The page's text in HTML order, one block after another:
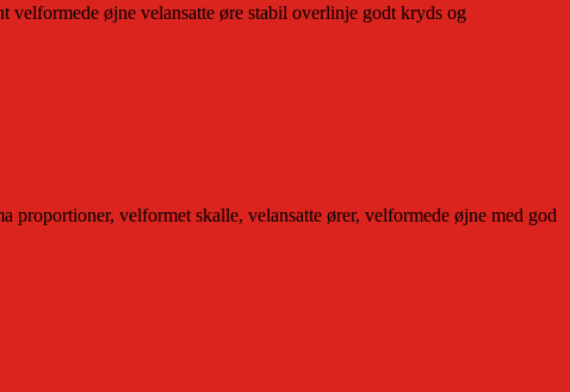
øjne velansatte øre stabil overlinje godt kryds og
velformet skalle, velansatte ører, velformede øjne med god